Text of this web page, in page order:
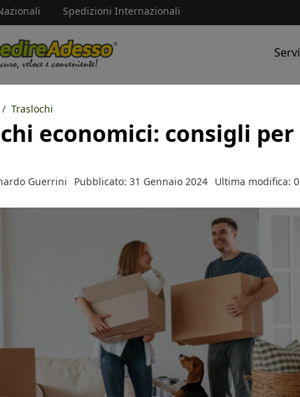
Spedizioni Internazionali
Traslochi
economici: consigli
Guerrini Pubblicato: 31 Gennaio 2024 Ultima modifica: